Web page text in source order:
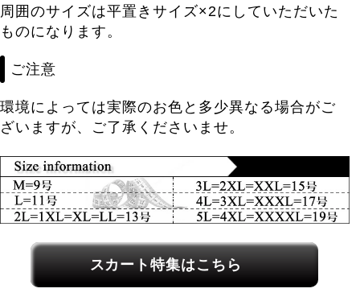
周囲のサイズは平置きサイズ×2にしていただいた
ものになります。
ご注意
環境によっては実際のお色と多少異なる場合がご
ざいますが、ご了承くださいませ。
関連カテゴリーへのリンク
スカート特集はこちら